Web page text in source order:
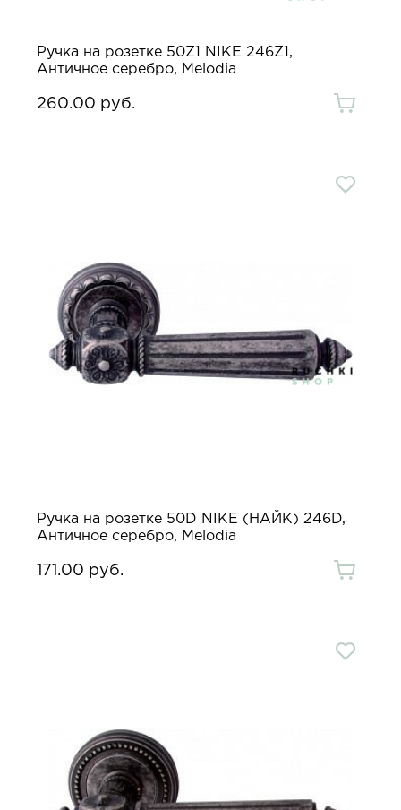
Ручка на розетке 50Z1 NIKE 246Z1,
Античное серебро, Melodia
260.00 руб.
Ручка на розетке 50D NIKE (НАЙК) 246D,
Античное серебро, Melodia
171.00 руб.